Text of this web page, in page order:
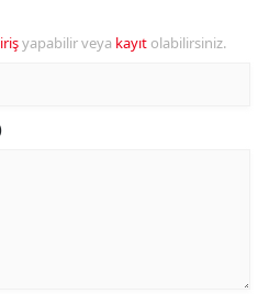
yapabilir veya kayıt olabilirsiniz.